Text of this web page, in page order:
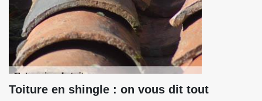
Toiture en shingle : on vous dit tout